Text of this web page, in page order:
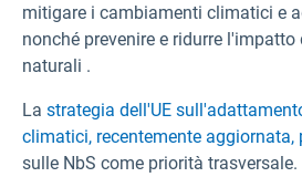
mitigare i cambiamenti climatici e
nonché prevenire e ridurre
naturali .
La strategia dell'UE
climatici, recentemente aggiornata,
sulle NbS come priorità